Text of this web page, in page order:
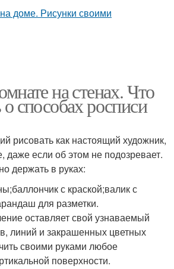
на стенах. Что
способах росписи
рисовать как настоящий художник,
даже если об этом не подозревает.
держать в руках:
с краской;валик с
для разметки.
оставляет свой узнаваемый
линий и закрашенных цветных
своими руками любое
поверхности.